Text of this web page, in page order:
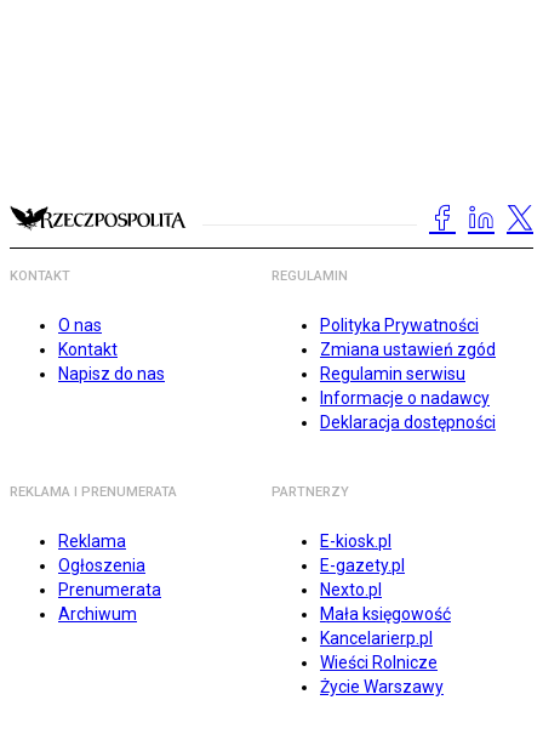
KONTAKT
O nas
Kontakt
Napisz do nas
REGULAMIN
Polityka Prywatności
Zmiana ustawień zgód
Regulamin serwisu
Informacje o nadawcy
Deklaracja dostępności
REKLAMA I PRENUMERATA
Reklama
Ogłoszenia
Prenumerata
Archiwum
PARTNERZY
E-kiosk.pl
E-gazety.pl
Nexto.pl
Mała księgowość
Kancelarierp.pl
Wieści Rolnicze
Życie Warszawy